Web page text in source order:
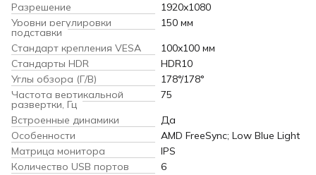
Разрешение
1920x1080
Уровни регулировки
подставки
150 мм
Стандарт крепления VESA
100x100 мм
Cтандарты HDR
HDR10
Углы обзора (Г/В)
178°/178°
Частота вертикальной
развертки, Гц
75
Встроенные динамики
Да
Особенности
AMD FreeSync; Low Blue Light
Матрица монитора
IPS
Количество USB портов
6